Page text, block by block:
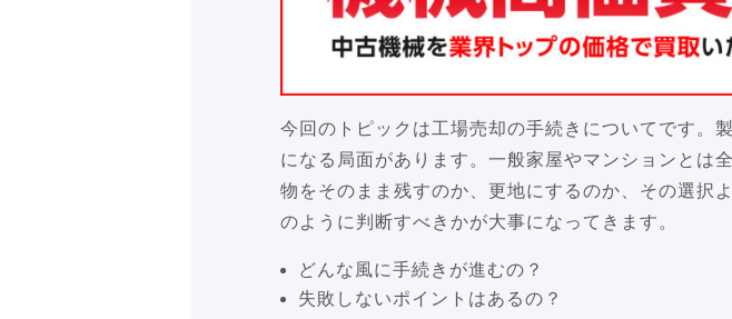
今回のトピックは工場売却の手続きについてです。
になる局面があります。一般家屋やマンションとは
物をそのまま残すのか、更地にするのか、その選択
のように判断すべきかが大事になってきます。
どんな風に手続きが進むの？
失敗しないポイントはあるの？